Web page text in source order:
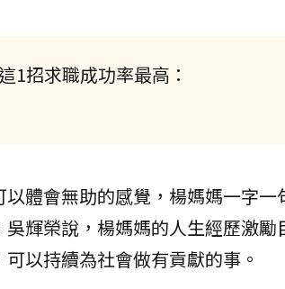
1招求職成功率最高：
體會無助的感覺，楊媽媽一字一
輝榮說，楊媽媽的人生經歷激勵
以持續為社會做有貢獻的事。